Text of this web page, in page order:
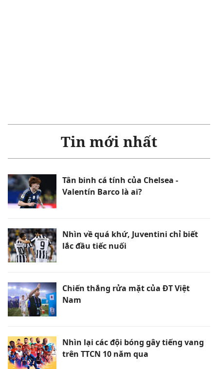
Tin mới nhất
Tân binh cá tính của Chelsea -
Valentín Barco là ai?
Nhìn về quá khứ, Juventini chỉ biết
lắc đầu tiếc nuối
Chiến thắng rửa mặt của ĐT Việt
Nam
Nhìn lại các đội bóng gây tiếng vang
trên TTCN 10 năm qua